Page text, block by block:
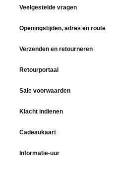
Veelgestelde vragen
Openingstijden, adres en route
Verzenden en retourneren
Retourportaal
Sale voorwaarden
Klacht indienen
Cadeaukaart
Informatie-uur